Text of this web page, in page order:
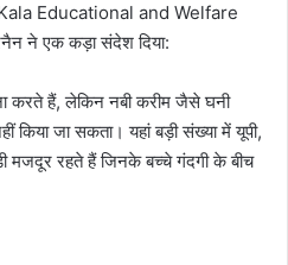
Educational and Welfare
ने एक कड़ा संदेश दिया:
करते हैं, लेकिन नबी करीम जैसे घनी
किया जा सकता। यहां बड़ी संख्या में यूपी,
मजदूर रहते हैं जिनके बच्चे गंदगी के बीच